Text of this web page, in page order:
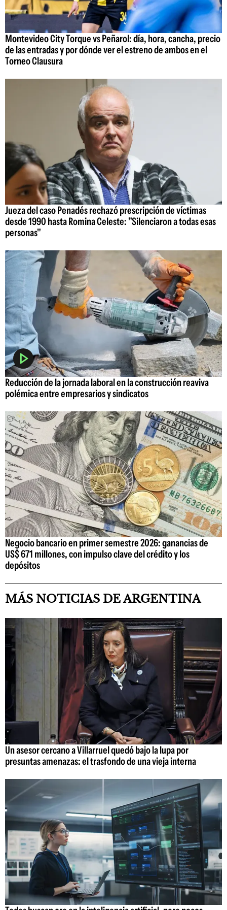
Montevideo City Torque vs Peñarol: día, hora, cancha, precio
de las entradas y por dónde ver el estreno de ambos en el
Torneo Clausura
Jueza del caso Penadés rechazó prescripción de víctimas
desde 1990 hasta Romina Celeste: "Silenciaron a todas esas
personas"
Reducción de la jornada laboral en la construcción reaviva
polémica entre empresarios y sindicatos
Negocio bancario en primer semestre 2026: ganancias de
US$ 671 millones, con impulso clave del crédito y los
depósitos
MÁS NOTICIAS DE ARGENTINA
Un asesor cercano a Villarruel quedó bajo la lupa por
presuntas amenazas: el trasfondo de una vieja interna